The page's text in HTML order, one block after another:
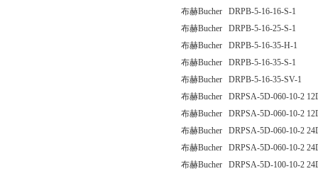
布赫Bucher DRPB-5-16-16-S-1
布赫Bucher DRPB-5-16-25-S-1
布赫Bucher DRPB-5-16-35-H-1
布赫Bucher DRPB-5-16-35-S-1
布赫Bucher DRPB-5-16-35-SV-1
布赫Bucher DRPSA-5D-060-10-2
布赫Bucher DRPSA-5D-060-10-2
布赫Bucher DRPSA-5D-060-10-2
布赫Bucher DRPSA-5D-060-10-2
布赫Bucher DRPSA-5D-100-10-2